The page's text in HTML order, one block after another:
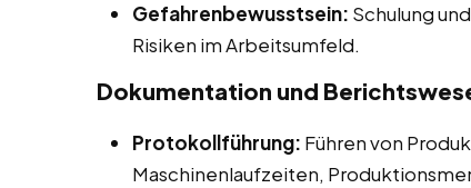
Gefahrenbewusstsein: Schulung
Risiken im Arbeitsumfeld.
Dokumentation und
Protokollführung: Führen von
Maschinenlaufzeiten,